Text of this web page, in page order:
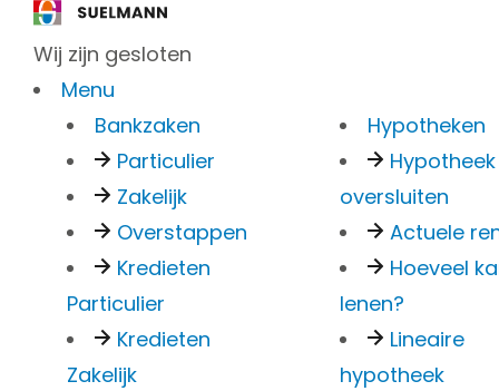
Wij zijn gesloten
Menu
Bankzaken
Particulier
Zakelijk
Overstappen
Kredieten
Particulier
Kredieten
Zakelijk
Hypotheken
Hypotheek
oversluiten
Actuele
Hoeveel
lenen?
Lineaire
hypotheek
Foto's
Plattegronden
360° foto's
Verkocht